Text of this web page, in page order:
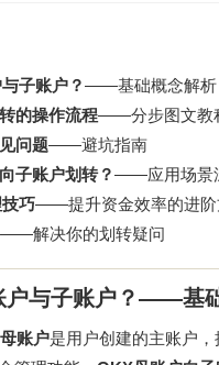
子账户？——基础概念解析
的操作流程——分步图文教
问题——避坑指南
子账户划转？——应用场景
巧——提升资金效率的进阶
——解决你的划转疑问
户与子账户？——基
母账户是用户创建的主账户